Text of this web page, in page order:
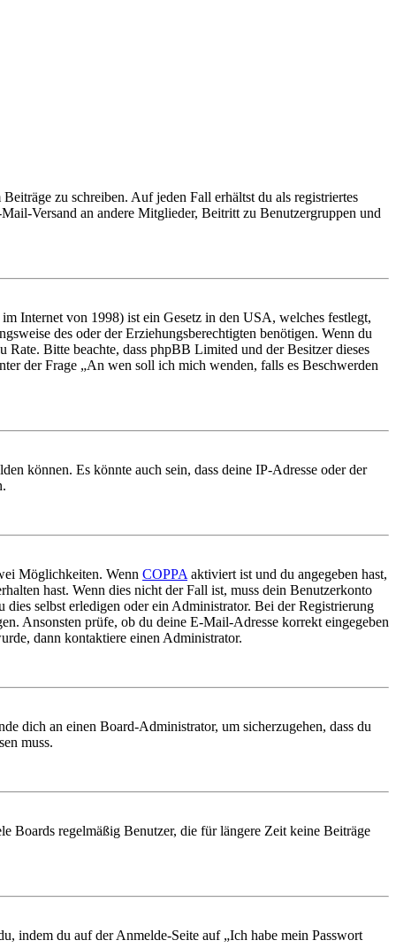
zu schreiben. Auf jeden Fall erhältst du als registriertes
Versand an andere Mitglieder, Beitritt zu Benutzergruppen und
Internet von 1998) ist ein Gesetz in den USA, welches festlegt,
des oder der Erziehungsberechtigten benötigen. Wenn du
Bitte beachte, dass phpBB Limited und der Besitzer dieses
der Frage „An wen soll ich mich wenden, falls es Beschwerden
können. Es könnte auch sein, dass deine IP-Adresse oder der
Möglichkeiten. Wenn COPPA aktiviert ist und du angegeben hast,
hast. Wenn dies nicht der Fall ist, muss dein Benutzerkonto
selbst erledigen oder ein Administrator. Bei der Registrierung
Ansonsten prüfe, ob du deine E-Mail-Adresse korrekt eingegeben
dann kontaktiere einen Administrator.
dich an einen Board-Administrator, um sicherzugehen, dass du
muss.
Boards regelmäßig Benutzer, die für längere Zeit keine Beiträge
indem du auf der Anmelde-Seite auf „Ich habe mein Passwort